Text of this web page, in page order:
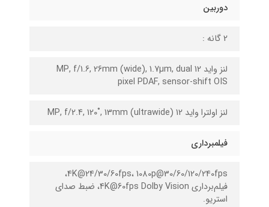
دوربین
2 گانه :
لنز واید 12 MP, f/1.6, 26mm (wide), 1.7µm, dual
pixel PDAF, sensor-shift OIS
لنز اولترا واید 12 MP, f/2.4, 120˚, 13mm (ultrawide)
فیلمبرداری
4K@24/30/60fps، 1080p@30/60/120/240fps،
فیلم‌برداری 4K@60fps Dolby Vision، ضبط صدای
استریو.